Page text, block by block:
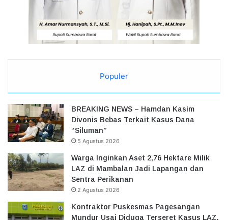
Populer
BREAKING NEWS – Hamdan Kasim
Divonis Bebas Terkait Kasus Dana
“Siluman”
5 Agustus 2026
Warga Inginkan Aset 2,76 Hektare Milik
LAZ di Mambalan Jadi Lapangan dan
Sentra Perikanan
2 Agustus 2026
Kontraktor Puskesmas Pagesangan
Mundur Usai Diduga Terseret Kasus LAZ,